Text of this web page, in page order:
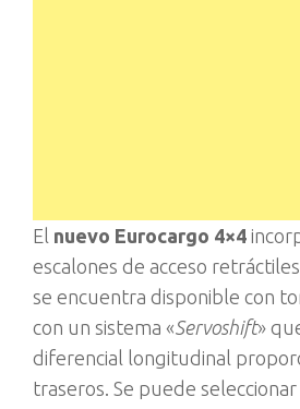
El nuevo Eurocargo 4×4
escalones de acceso
se encuentra disponible con
con un sistema « Servoshift»
diferencial longitudinal
traseros. Se puede